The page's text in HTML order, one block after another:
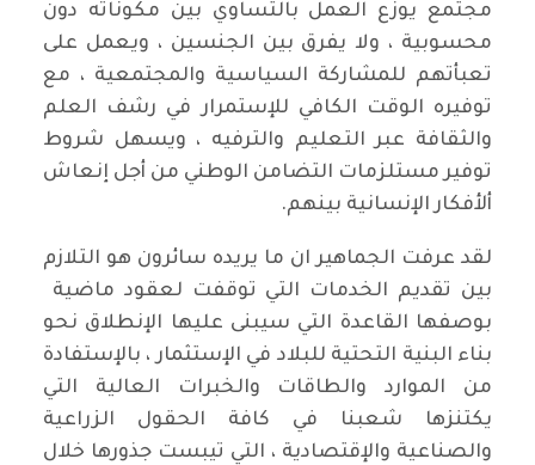
مجتمع يوزع العمل بالتساوي بين مكوناته دون
محسوبية ، ولا يفرق بين الجنسين ، ويعمل على
تعبأتهم للمشاركة السياسية والمجتمعية ، مع
توفيره الوقت الكافي للإستمرار في رشف العلم
والثقافة عبر التعليم والترفيه ، ويسهل شروط
توفير مستلزمات التضامن الوطني من أجل إنعاش
ألأفكار الإنسانية بينهم.
لقد عرفت الجماهير ان ما يريده سائرون هو التلازم
بين تقديم الخدمات التي توقفت لعقود ماضية
بوصفها القاعدة التي سيبنى عليها الإنطلاق نحو
بناء البنية التحتية للبلاد في الإستثمار ، بالإستفادة
من الموارد والطاقات والخبرات العالية التي
يكتنزها شعبنا في كافة الحقول الزراعية
والصناعية والإقتصادية ، التي تيبست جذورها خلال